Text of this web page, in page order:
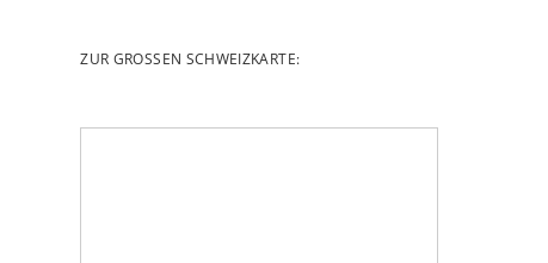
ZUR GROSSEN SCHWEIZKARTE: